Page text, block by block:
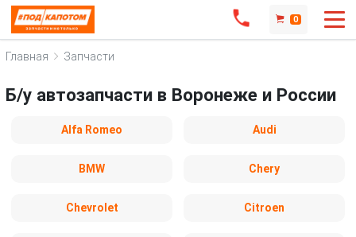
0
Главная Запчасти
Б/у автозапчасти в Воронеже и России
Alfa Romeo Audi
BMW Chery
Chevrolet Citroen